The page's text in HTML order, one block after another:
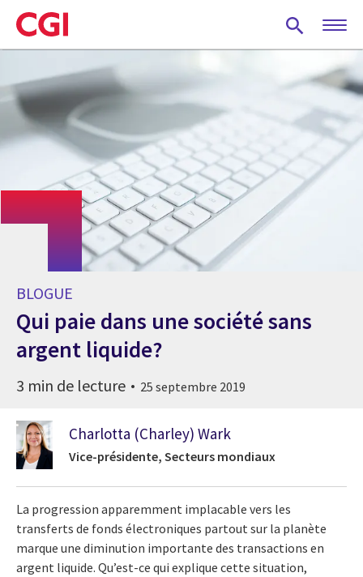
Skip
to
main
BLOGUE
Qui paie dans une société sans
argent liquide?
3 min de lecture 25 septembre 2019
Charlotta (Charley) Wark
Vice-présidente, Secteurs mondiaux
La progression apparemment implacable vers les
transferts de fonds électroniques partout sur la planète
marque une diminution importante des transactions en
argent liquide. Qu’est-ce qui explique cette situation,